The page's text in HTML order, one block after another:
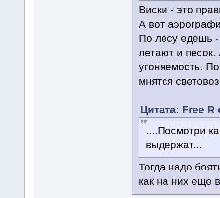
Виски - это
А вот
По лесу едешь -
летают и
угоняемость.
мнятся
Цитата: Free R
....Посмотри
выдержат...
Тогда надо
как на них еще